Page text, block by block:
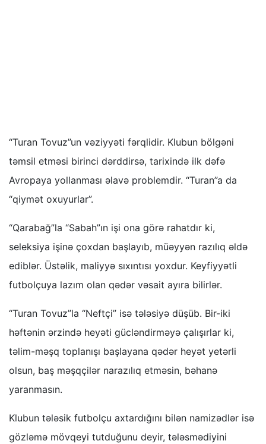
“Turan Tovuz”un vəziyyəti fərqlidir. Klubun bölgəni
təmsil etməsi birinci dərddirsə, tarixində ilk dəfə
Avropaya yollanması əlavə problemdir. “Turan”a da
“qiymət oxuyurlar”.
“Qarabağ”la “Sabah”ın işi ona görə rahatdır ki,
seleksiya işinə çoxdan başlayıb, müəyyən razılıq əldə
ediblər. Üstəlik, maliyyə sıxıntısı yoxdur. Keyfiyyətli
futbolçuya lazım olan qədər vəsait ayıra bilirlər.
“Turan Tovuz”la “Neftçi” isə tələsiyə düşüb. Bir-iki
həftənin ərzində heyəti gücləndirməyə çalışırlar ki,
təlim-məşq toplanışı başlayana qədər heyət yetərli
olsun, baş məşqçilər narazılıq etməsin, bəhanə
yaranmasın.
Klubun tələsik futbolçu axtardığını bilən namizədlər isə
gözləmə mövqeyi tutduğunu deyir, tələsmədiyini